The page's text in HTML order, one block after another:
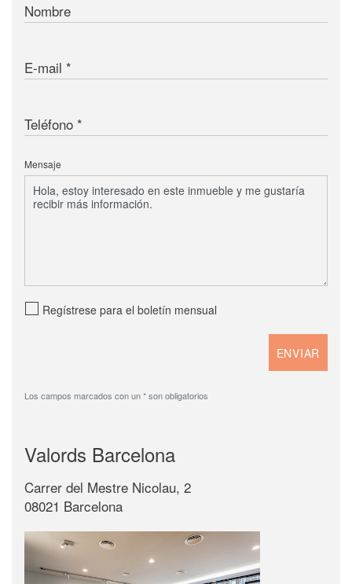
Nombre
E-mail
Teléfono
Mensaje
Regístrese para el boletín mensual
Los campos marcados con un * son obligatorios
Valords Barcelona
Carrer del Mestre Nicolau, 2
08021 Barcelona